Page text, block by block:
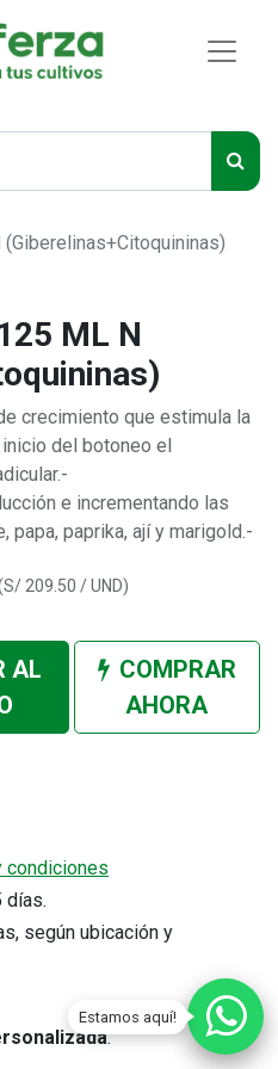
Estamos aquí!
ML N
crecimiento que estimula la
del botoneo el
e incrementando las
papa, paprika, ají y marigold.-
S/ 209.50 /UND)
AL
COMPRAR
AHORA
condiciones
días.
según ubicación y
.